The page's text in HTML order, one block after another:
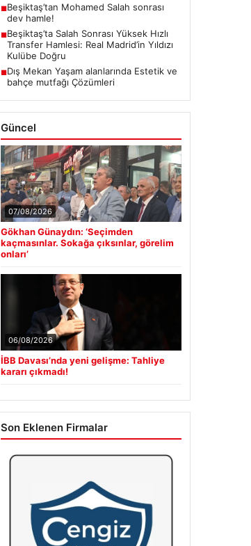
■Beşiktaş’tan Mohamed Salah sonrası
dev hamle!
■Beşiktaş’ta Salah Sonrası Yüksek Hızlı
Transfer Hamlesi: Real Madrid’in Yıldızı
Kulübe Doğru
■Dış Mekan Yaşam alanlarında Estetik ve
bahçe mutfağı Çözümleri
Güncel
07/08/2026
Gökhan Günaydın: ‘Seçimden
kaçmasınlar. Sokağa çıksınlar, görelim
onları’
06/08/2026
İBB Davası’nda yeni gelişme: Tahliye
kararı çıkmadı!
Son Eklenen Firmalar